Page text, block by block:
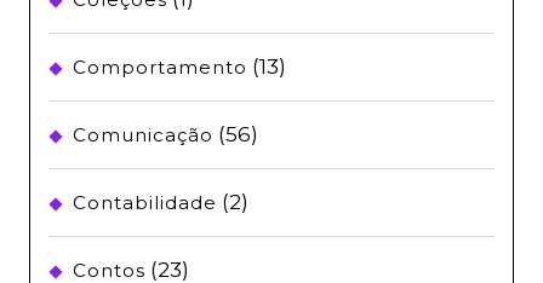
Comportamento (13)
Comunicação (56)
Contabilidade (2)
Contos (23)